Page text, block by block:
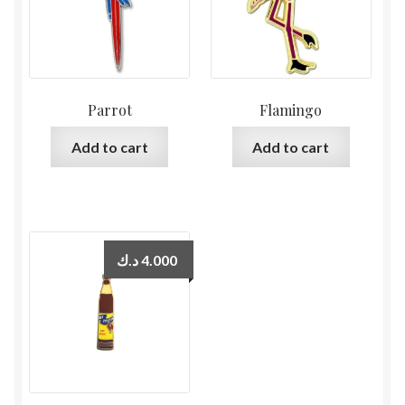
Parrot
Add to cart
Flamingo
Add to cart
4.000د.ك